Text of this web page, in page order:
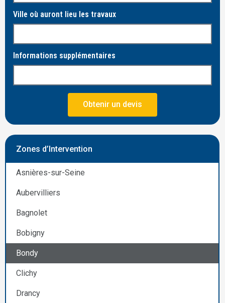
Ville où auront lieu les travaux
Informations supplémentaires
Obtenir un devis
Zones d’Intervention
Asnières-sur-Seine
Aubervilliers
Bagnolet
Bobigny
Bondy
Clichy
Drancy